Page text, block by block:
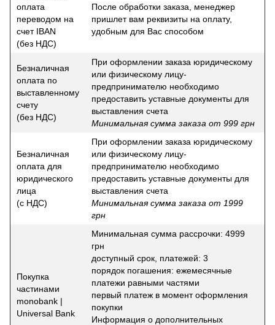
оплата
переводом на
счет IBAN
(без НДС)
После обработки заказа, менеджер
пришлет вам реквизиты на оплату,
удобным для Вас способом
Безналичная
оплата по
выставленному
счету
(без НДС)
При оформлении заказа юридическому
или физическому лицу-
предпринимателю необходимо
предоставить уставные документы для
выставления счета
Минимальная сумма заказа от 999 грн
Безналичная
оплата для
юридического
лица
(с НДС)
При оформлении заказа юридическому
или физическому лицу-
предпринимателю необходимо
предоставить уставные документы для
выставления счета
Минимальная сумма заказа от 1999
грн
Покупка
частинами
monobank |
Universal Bank
Минимальная сумма рассрочки: 4999
грн
доступный срок, платежей: 3
порядок погашения: ежемесячные
платежи равными частями
первый платеж в момент оформления
покупки
Информация о дополнительных